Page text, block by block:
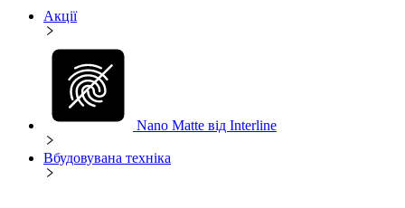
Акції
Nano Matte від Interline
Вбудовувана техніка